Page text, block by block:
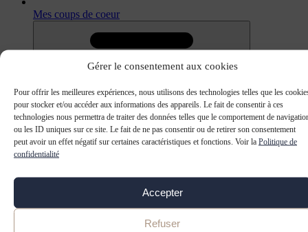
Gérer le consentement aux cookies
Pour offrir les meilleures expériences, nous utilisons des technologies telles que les
pour stocker et/ou accéder aux informations des appareils. Le fait de consentir à ces
technologies nous permettra de traiter des données telles que le comportement de
ou les ID uniques sur ce site. Le fait de ne pas consentir ou de retirer son consentement
peut avoir un effet négatif sur certaines caractéristiques et fonctions. Voir la Politique de
confidentialité
Accepter
Refuser
Mes coups de coeur
Menu
Points de vente